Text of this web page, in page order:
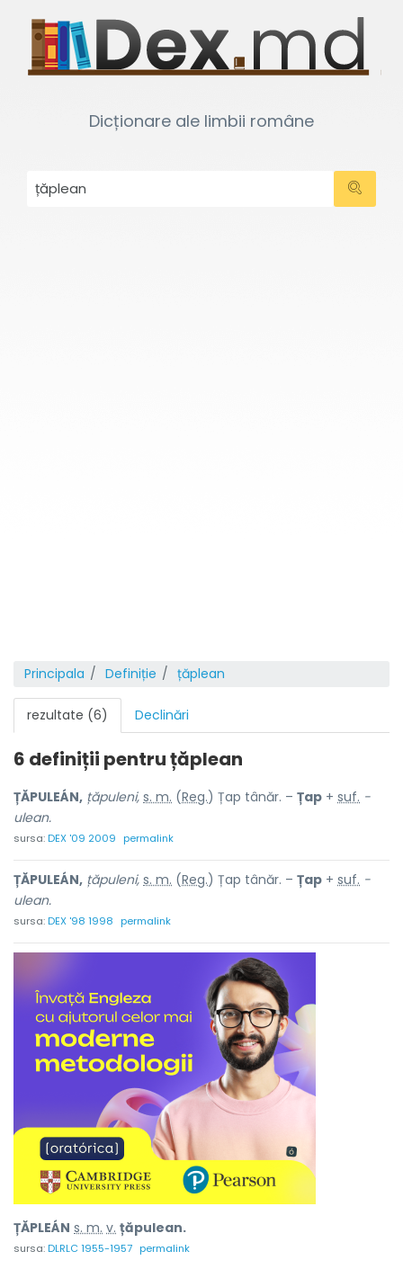
Dicționare ale limbii române
Principala Definiție țăplean
rezultate (6) Declinări
6 definiții pentruțăplean
ȚĂPULEÁN, țăpuleni, s. m. (Reg.) Țap tânăr. – Țap + suf. -
ulean.
sursa:DEX '09 2009 permalink
ȚĂPULEÁN, țăpuleni, s. m. (Reg.) Țap tânăr. – Țap + suf. -
ulean.
sursa:DEX '98 1998 permalink
ȚĂPLEÁN s. m. v. țăpulean.
sursa:DLRLC 1955-1957 permalink